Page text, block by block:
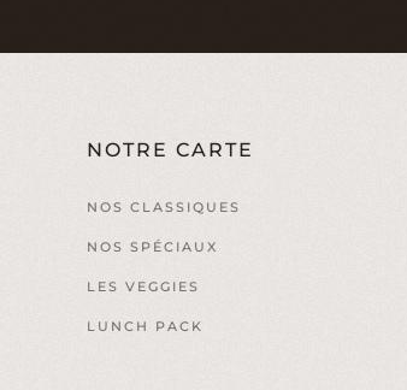
NOTRE CARTE
NOS CLASSIQUES
NOS SPÉCIAUX
LES VEGGIES
LUNCH PACK